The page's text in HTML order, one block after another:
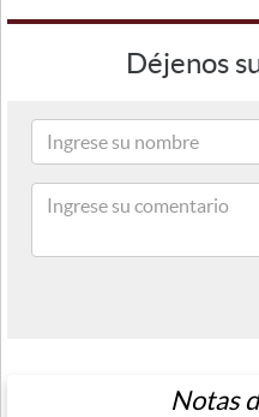
Déjenos
Notas